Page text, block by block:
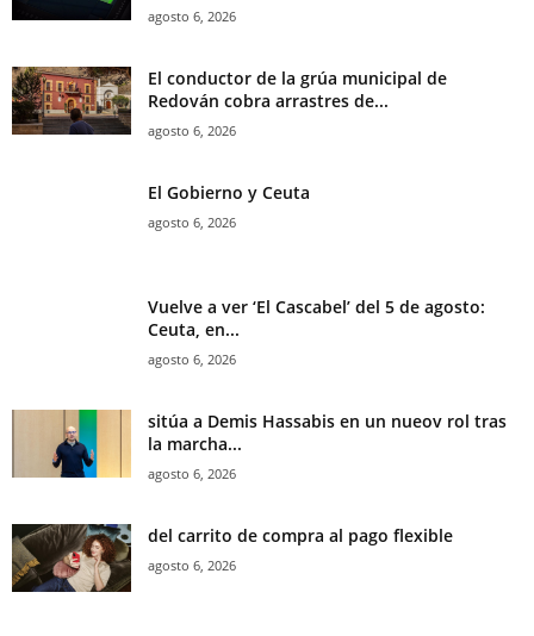
agosto 6, 2026
El conductor de la grúa municipal de
Redován cobra arrastres de...
agosto 6, 2026
El Gobierno y Ceuta
agosto 6, 2026
Vuelve a ver ‘El Cascabel’ del 5 de agosto:
Ceuta, en...
agosto 6, 2026
sitúa a Demis Hassabis en un nueov rol tras
la marcha...
agosto 6, 2026
del carrito de compra al pago flexible
agosto 6, 2026